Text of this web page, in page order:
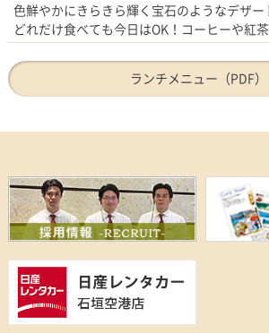
色鮮やかにきらきら輝く宝石のようなデザ
どれだけ食べても今日はOK！コーヒーや紅茶
ランチメニュー（PDF）